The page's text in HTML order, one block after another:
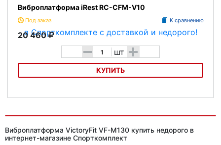
Виброплатформа iRest RC-CFM-V10
Под заказ К сравнению
20 460
- шт +
КУПИТЬ
Виброплатформа VictoryFit VF-M130 купить недорого в
интернет-магазине Спорткомплект